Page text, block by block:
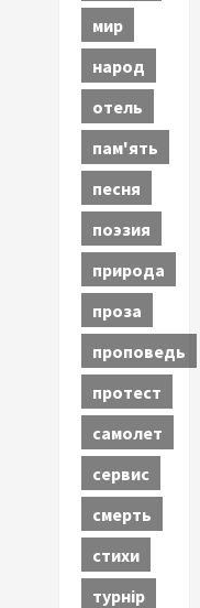
мир
народ
отель
пам'ять
песня
поэзия
природа
проза
проповедь
протест
самолет
сервис
смерть
стихи
турнір